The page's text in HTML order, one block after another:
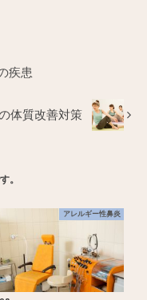
疾患
体質改善対策
。
アレルギー性鼻炎